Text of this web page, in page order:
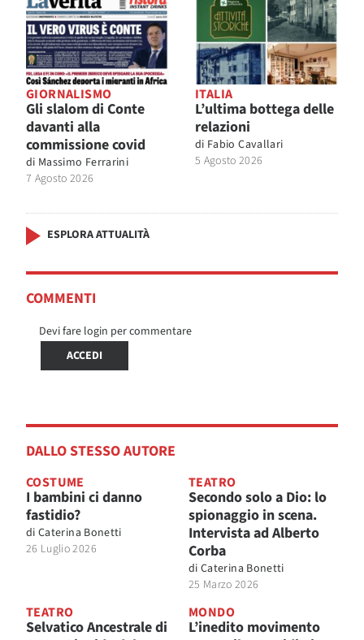
GIORNALISMO
Gli slalom di Conte
davanti alla
commissione covid
di Massimo Ferrarini
7 Agosto 2026
ITALIA
L’ultima bottega delle
relazioni
di Fabio Cavallari
5 Agosto 2026
ESPLORA ATTUALITÀ
COMMENTI
Devi fare login per commentare
ACCEDI
DALLO STESSO AUTORE
COSTUME
I bambini ci danno
fastidio?
di Caterina Bonetti
26 Luglio 2026
TEATRO
Secondo solo a Dio: lo
spionaggio in scena.
Intervista ad Alberto
Corba
di Caterina Bonetti
25 Marzo 2026
TEATRO
Selvatico Ancestrale di
MONDO
L’inedito movimento